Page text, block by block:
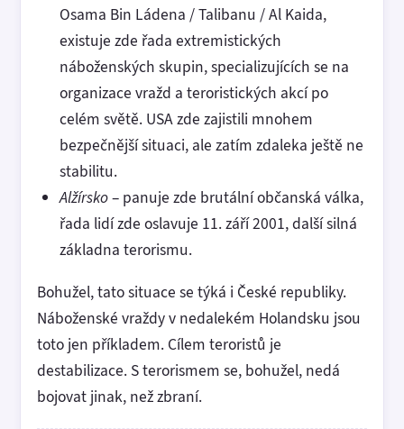
Osama Bin Ládena / Talibanu / Al Kaida,
existuje zde řada extremistických
náboženských skupin, specializujících se na
organizace vražd a teroristických akcí po
celém světě. USA zde zajistili mnohem
bezpečnější situaci, ale zatím zdaleka ještě ne
stabilitu.
Alžírsko– panuje zde brutální občanská válka,
řada lidí zde oslavuje 11. září 2001, další silná
základna terorismu.
Bohužel, tato situace se týká i České republiky.
Náboženské vraždy v nedalekém Holandsku jsou
toto jen příkladem. Cílem teroristů je
destabilizace. S terorismem se, bohužel, nedá
bojovat jinak, než zbraní.